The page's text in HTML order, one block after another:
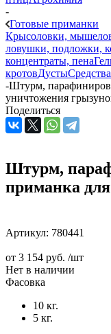
-
Готовые приманки
Крысоловки,
ловушки, подложки,
концентраты, пена
кротовДусты
-Штурм,
уничтожения
Поделиться
Штурм,
приманка
Артикул: 780441
от 3 154 руб. /шт
Нет в наличии
Фасовка
10 кг.
5 кг.